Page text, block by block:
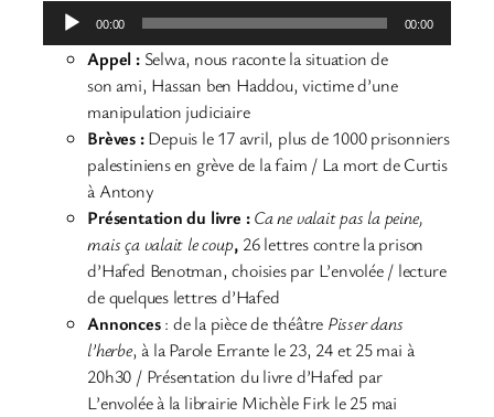
Lecteur
audio
00:00 00:00
Appel :Selwa, nous raconte la situation de
son ami, Hassan ben Haddou, victime d’une
manipulation judiciaire
Brèves:Depuis le 17 avril, plus de 1000 prisonniers
palestiniens en grève de la faim / La mort de Curtis
à Antony
Présentation du livre :Ca ne valait pas la peine,
mais ça valait le coup, 26 lettres contre la prison
d’Hafed Benotman, choisies par L’envolée / lecture
de quelques lettres d’Hafed
Annonces: de la pièce de théâtre Pisser dans
l’herbe, à la Parole Errante le 23, 24 et 25 mai à
20h30 / Présentation du livre d’Hafed par
L’envolée à la librairie Michèle Firk le 25 mai